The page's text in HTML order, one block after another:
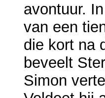
avontuur.
van een
die kort na
beveelt
Simon